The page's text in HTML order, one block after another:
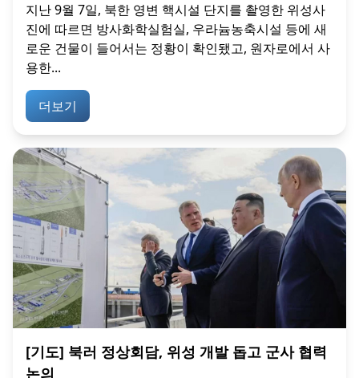
지난 9월 7일, 북한 영변 핵시설 단지를 촬영한 위성사
진에 따르면 방사화학실험실, 우라늄농축시설 등에 새
로운 건물이 들어서는 정황이 확인됐고, 원자로에서 사
용한...
더보기
[기도] 북러 정상회담, 위성 개발 돕고 군사 협력
논의